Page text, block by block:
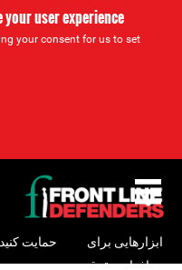
your user experience
your consent for us to set
to
top
ابزارهایی برای
مدافعان حقوق
حمایت کنید